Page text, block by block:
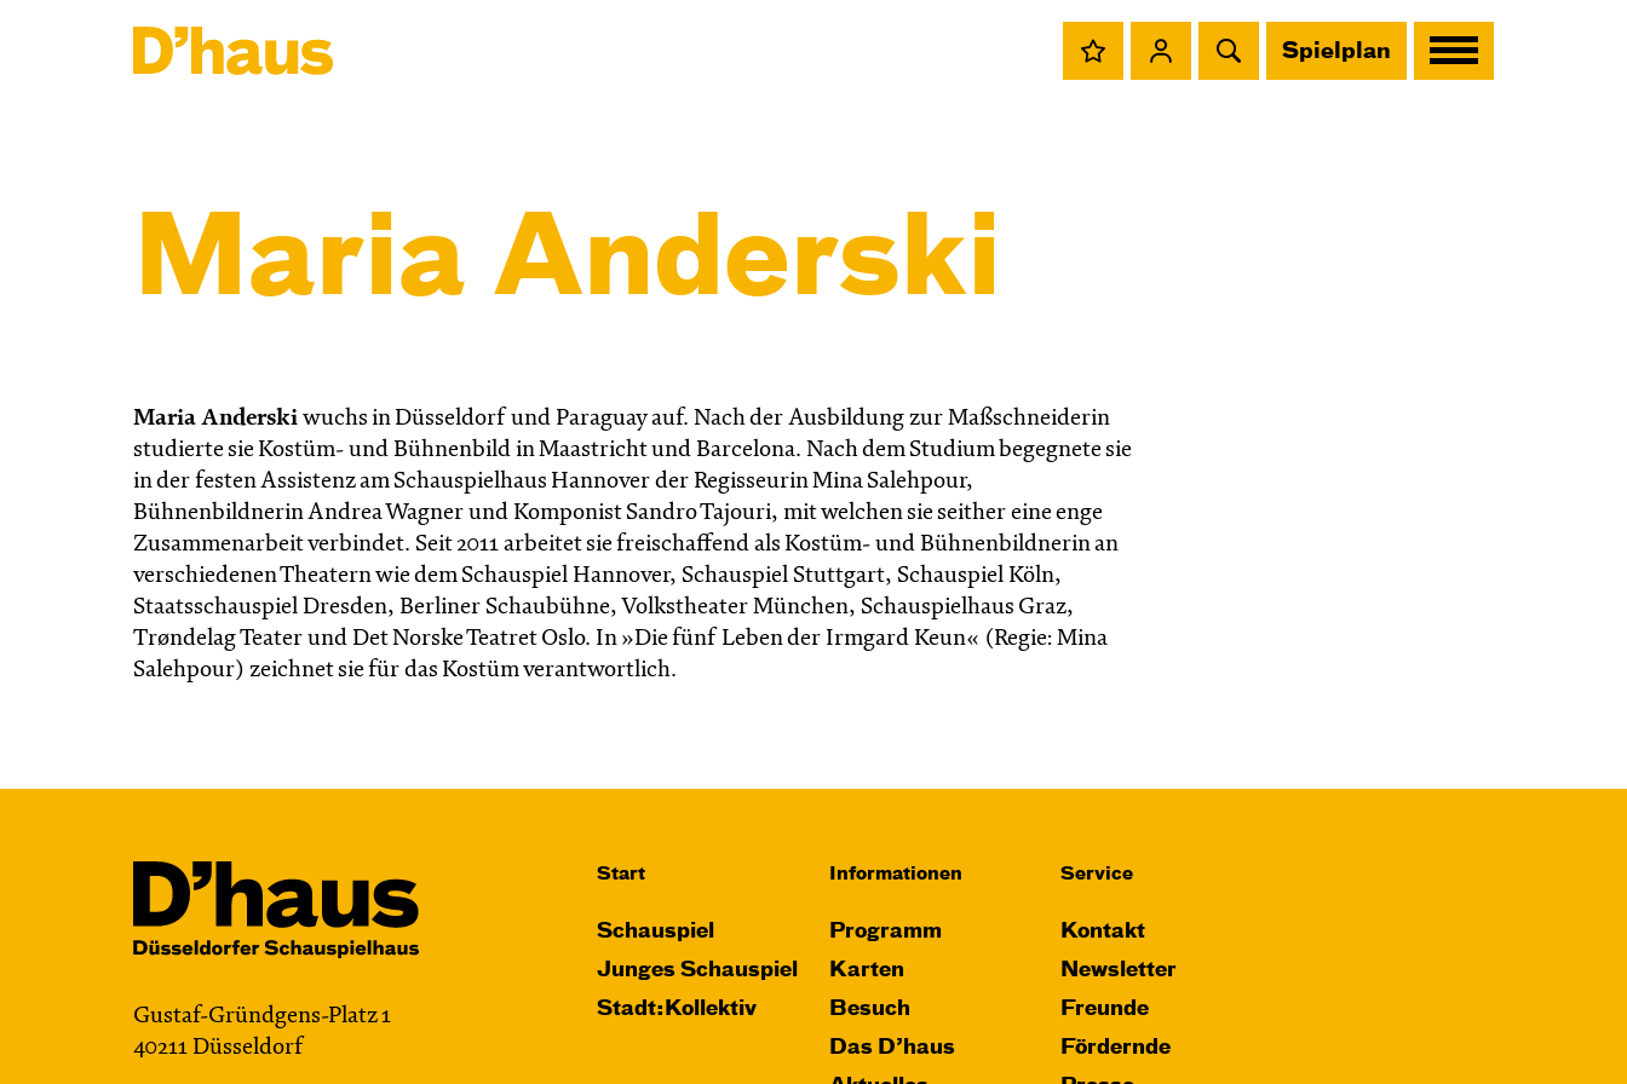
Spielplan
Maria Anderski
Maria Anderski wuchs in Düsseldorf und Paraguay auf. Nach der Ausbildung zur Maßschneiderin
studierte sie Kostüm- und Bühnenbild in Maastricht und Barcelona. Nach dem Studium begegnete sie
in der festen Assistenz am Schauspielhaus Hannover der Regisseurin Mina Salehpour,
Bühnenbildnerin Andrea Wagner und Komponist Sandro Tajouri, mit welchen sie seither eine enge
Zusammenarbeit verbindet. Seit 2011 arbeitet sie freischaffend als Kostüm- und Bühnenbildnerin an
verschiedenen Theatern wie dem Schauspiel Hannover, Schauspiel Stuttgart, Schauspiel Köln,
Staatsschauspiel Dresden, Berliner Schaubühne, Volkstheater München, Schauspielhaus Graz,
Trøndelag Teater und Det Norske Teatret Oslo. In »Die fünf Leben der Irmgard Keun« (Regie: Mina
Salehpour) zeichnet sie für das Kostüm verantwortlich.
Gustaf-Gründgens-Platz 1
40211 Düsseldorf
Start
Schauspiel
Junges Schauspiel
Stadt:Kollektiv
Informationen
Programm
Karten
Besuch
Das D’haus
Service
Kontakt
Newsletter
Freunde
Fördernde